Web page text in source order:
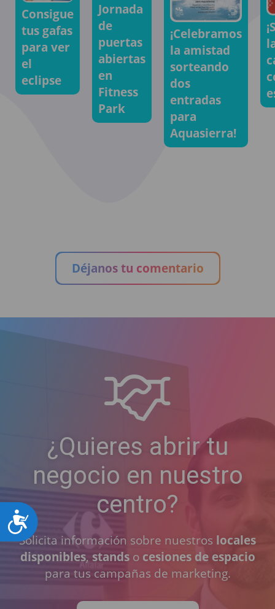
Accesibilidad
Consigue
tus gafas
para ver
el
eclipse
Jornada
de
puertas
abiertas
en
Fitness
Park
¡Celebramos
la amistad
sorteando
dos
entradas
para
Aquasierra!
Déjanos tu comentario
¿Quieres abrir tu
negocio en nuestro
centro?
Solicita información sobre nuestros locales
disponibles, standso cesiones de espacio
para tus campañas de marketing.